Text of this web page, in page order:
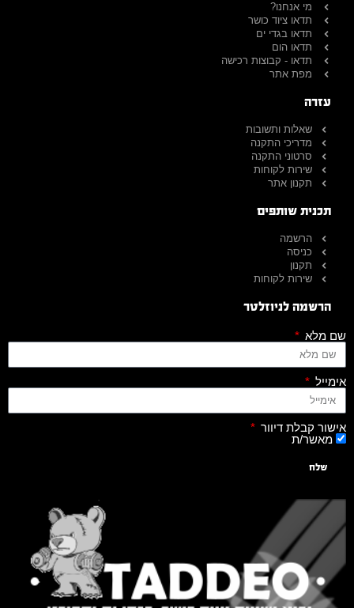
מי אנחנו?
תדאו ציוד כושר
תדאו בגדי ים
תדאו הום
תדאו - קבוצות רכישה
מפת אתר
עזרה
שאלות ותשובות
מדריכי התקנה
סרטוני התקנה
שירות לקוחות
תקנון אתר
תכנית שותפים
הרשמה
כניסה
תקנון
שירות לקוחות
הרשמה לניוזלטר
שם מלא
אימייל
אישור קבלת דיוור
מאשר/ת
שלח